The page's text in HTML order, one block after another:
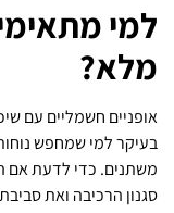
למי
מלא?
אופניים חשמליים עם
בעיקר למי שמחפש
משתנים. כדי לדעת אם
סגנון הרכיבה ואת